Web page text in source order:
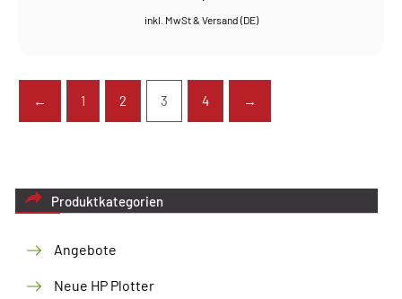
← 1 2 3 4 →
Produktkategorien
Angebote
Neue HP Plotter